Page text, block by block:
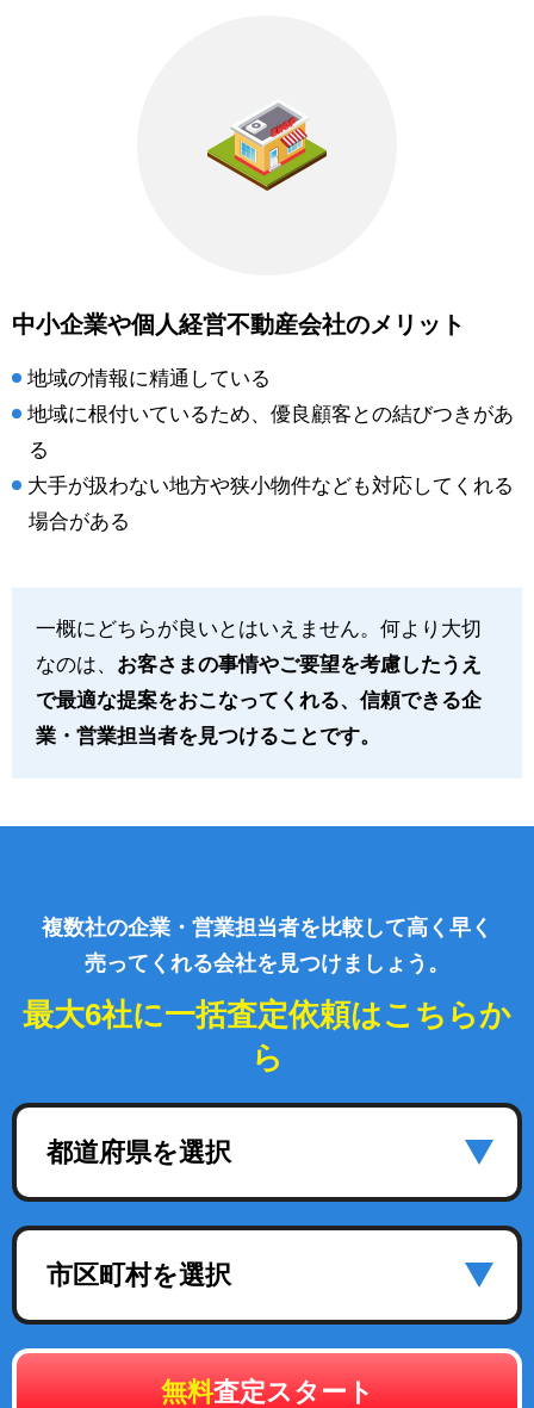
中小企業や個人経営不動産会社のメリット
地域の情報に精通している
地域に根付いているため、優良顧客との結びつきがあ
る
大手が扱わない地方や狭小物件なども対応してくれる
場合がある
一概にどちらが良いとはいえません。何より大切
なのは、 お客さまの事情やご要望を考慮したうえ
で最適な提案をおこなってくれる、信頼できる企
業・営業担当者を見つけることです。
複数社の企業・営業担当者を比較して高く早く
売ってくれる会社を見つけましょう。
最大6社に一括査定依頼はこちらか
ら
都道府県を選択
市区町村を選択
無料査定スタート